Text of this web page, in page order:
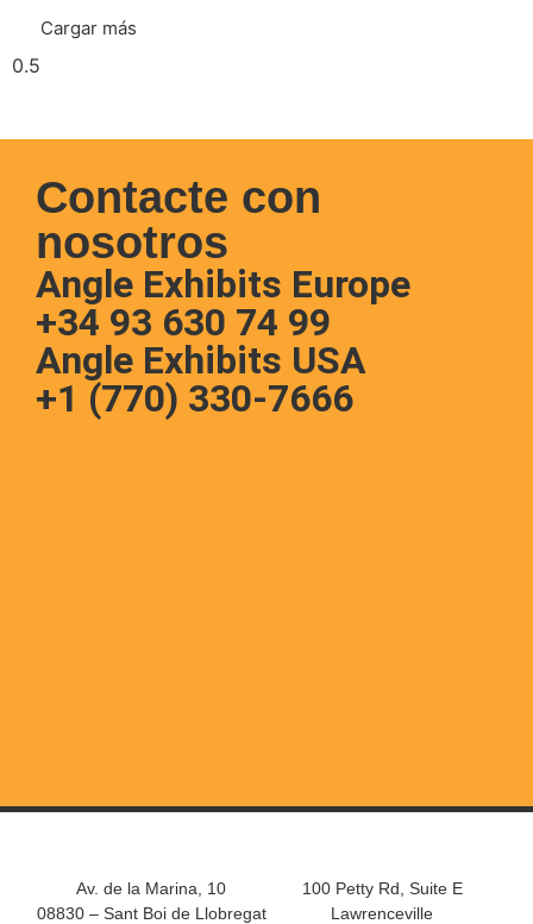
Cargar más
Contacte con
nosotros
Angle Exhibits Europe
+34 93 630 74 99
Angle Exhibits USA
+1 (770) 330-7666
Av. de la Marina, 10
08830 – Sant Boi de Llobregat
100 Petty Rd, Suite E
Lawrenceville